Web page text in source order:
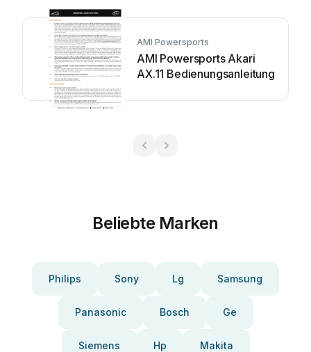
AMI Powersports
AMI Powersports Akari
AX.11 Bedienungsanleitung
Beliebte Marken
Philips Sony Lg Samsung
Panasonic Bosch Ge
Siemens Hp Makita